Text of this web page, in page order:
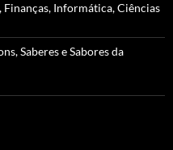
Informática, Ciências
Saberes e Sabores da